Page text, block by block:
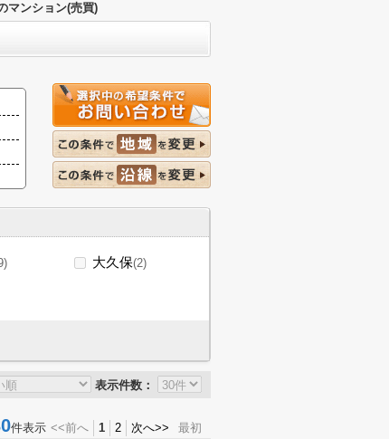
マンション(売買)
大久保(2)
表示件数：
件表示 <<前へ 1 2 次へ>> 最初